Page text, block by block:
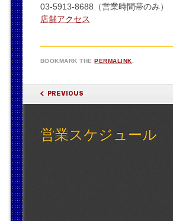
03-5913-8688（営業時間帯のみ）
店舗アクセス
BOOKMARK THEPERMALINK
POST NAVIGATION
PREVIOUS
営業スケジュール